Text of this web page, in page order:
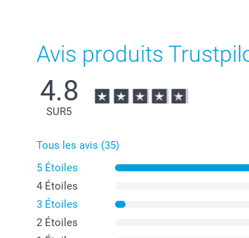
Avis produits
4.8
SUR5
Tous les avis (35)
5 Étoiles
4 Étoiles
3 Étoiles
2 Étoiles